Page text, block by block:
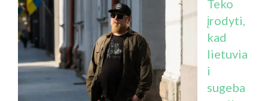
Teko
įrodyti,
kad
lietuvia
i
sugeba